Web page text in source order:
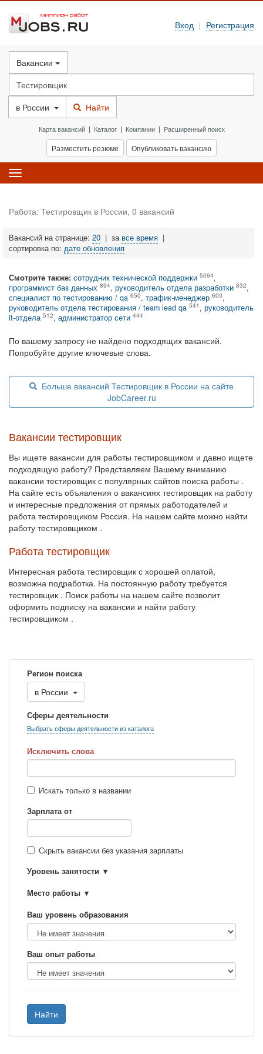
Вход | Регистрация
Вакансии
в России Найти
Карта вакансий| Каталог| Компании| Расширенный поиск
Разместить резюме Опубликовать вакансию
Toggle
navigation
Работа: Тестировщик в России, 0 вакансий
Вакансий на странице: 20 | за все время |
сортировка по: дате обновления
Смотрите также: сотрудник технической поддержки 5094,
программист баз данных 894, руководитель отдела разработки 832,
специалист по тестированию / qa 650, трафик-менеджер 600,
руководитель отдела тестирования / team lead qa 541 , руководитель
it-отдела 512, администратор сети 444
По вашему запросу не найдено подходящих вакансий.
Попробуйте другие ключевые слова.
Больше вакансий Тестировщик в России на сайте
JobCareer.ru
Вакансии тестировщик
Вы ищете вакансии для работы тестировщиком и давно ищете
подходящую работу? Представляем Вашему вниманию
вакансии тестировщик с популярных сайтов поиска работы .
На сайте есть объявления о вакансиях тестировщик на работу
и интересные предложения от прямых работодателей и
работа тестировщиком Россия. На нашем сайте можно найти
работу тестировщиком .
Работа тестировщик
Интересная работа тестировщик с хорошей оплатой,
возможна подработка. На постоянную работу требуется
тестировщик . Поиск работы на нашем сайте позволит
оформить подписку на вакансии и найти работу
тестировщиком .
Регион поиска
в России
Сферы деятельности
Выбрать сферы деятельности из каталога
Исключить слова
Искать только в названии
Зарплата от
Скрыть вакансии без указания зарплаты
Уровень занятости
Место работы
Ваш уровень образования
Ваш опыт работы
Найти